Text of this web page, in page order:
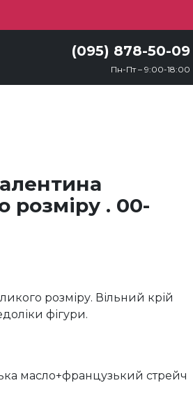
(095) 878-50-09
Пн-Пт – 9:00-18:00
розміру . 00-
розміру. Вільний крій
фігури.
масло+французький стрейч